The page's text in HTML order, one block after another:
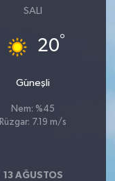
SALI
20°
Güneşli
Nem: %45
Rüzgar: 7.19 m/s
13 AĞUSTOS